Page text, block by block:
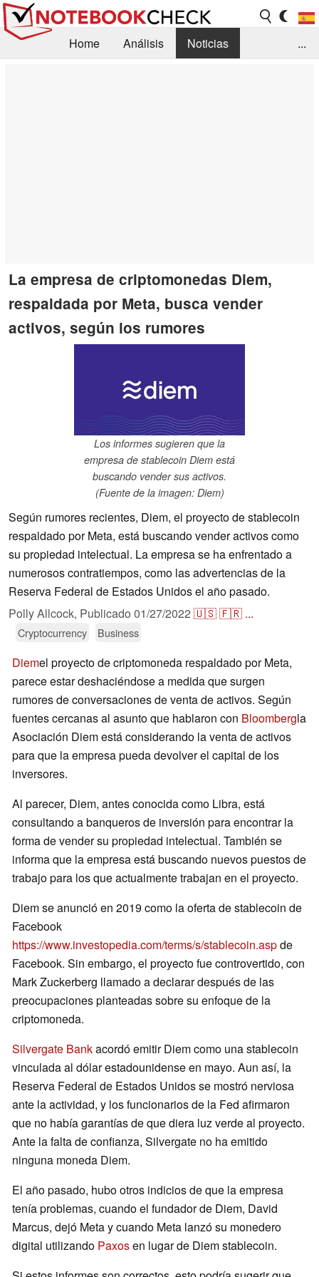
Home Análisis
Noticias
...
La empresa de criptomonedas Diem,
respaldada por Meta, busca vender
activos, según los rumores
Los informes sugieren que la
empresa de stablecoin Diem está
buscando vender sus activos.
(Fuente de la imagen: Diem)
Según rumores recientes, Diem, el proyecto de stablecoin
respaldado por Meta, está buscando vender activos como
su propiedad intelectual. La empresa se ha enfrentado a
numerosos contratiempos, como las advertencias de la
Reserva Federal de Estados Unidos el año pasado.
Polly Allcock, Publicado 01/27/2022 🇺🇸🇫🇷 ...
Cryptocurrency Business
Diemel proyecto de criptomoneda respaldado por Meta,
parece estar deshaciéndose a medida que surgen
rumores de conversaciones de venta de activos. Según
fuentes cercanas al asunto que hablaron con Bloombergla
Asociación Diem está considerando la venta de activos
para que la empresa pueda devolver el capital de los
inversores.
Al parecer, Diem, antes conocida como Libra, está
consultando a banqueros de inversión para encontrar la
forma de vender su propiedad intelectual. También se
informa que la empresa está buscando nuevos puestos de
trabajo para los que actualmente trabajan en el proyecto.
Diem se anunció en 2019 como la oferta de stablecoin de
Facebook
https://www.investopedia.com/terms/s/stablecoin.aspde
Facebook. Sin embargo, el proyecto fue controvertido, con
Mark Zuckerberg llamado a declarar después de las
preocupaciones planteadas sobre su enfoque de la
criptomoneda.
Silvergate Bankacordó emitir Diem como una stablecoin
vinculada al dólar estadounidense en mayo. Aun así, la
Reserva Federal de Estados Unidos se mostró nerviosa
ante la actividad, y los funcionarios de la Fed afirmaron
que no había garantías de que diera luz verde al proyecto.
Ante la falta de confianza, Silvergate no ha emitido
ninguna moneda Diem.
El año pasado, hubo otros indicios de que la empresa
tenía problemas, cuando el fundador de Diem, David
Marcus, dejó Meta y cuando Meta lanzó su monedero
digital utilizando Paxosen lugar de Diem stablecoin.